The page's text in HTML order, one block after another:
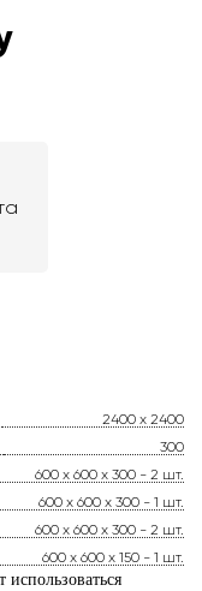
2400 х 2400
300
600 х 600 х 300 - 2 шт.
600 х 600 х 300 - 1 шт.
600 х 600 х 300 - 2 шт.
600 х 600 х 150 - 1 шт.
использоваться